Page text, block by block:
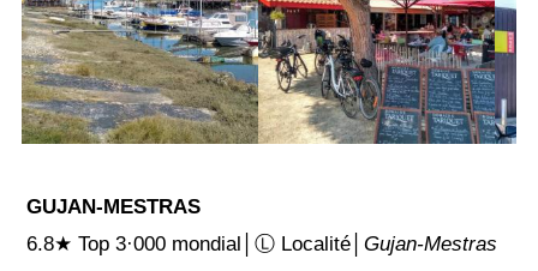
GUJAN-MESTRAS
6.8★ Top 3·000 mondial│Ⓛ Localité│Gujan-Mestras